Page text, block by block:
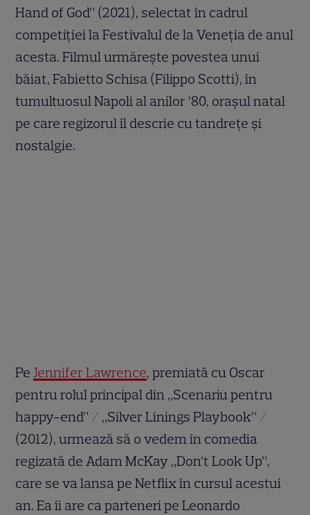
Hand of God” (2021), selectat în cadrul
competiției la Festivalul de la Veneția de anul
acesta. Filmul urmărește povestea unui
băiat, Fabietto Schisa (Filippo Scotti), în
tumultuosul Napoli al anilor ’80, orașul natal
pe care regizorul îl descrie cu tandrețe și
nostalgie.
PeJennifer Lawrence, premiată cu Oscar
pentru rolul principal din „Scenariu pentru
happy-end” / „Silver Linings Playbook” /
(2012), urmează să o vedem în comedia
regizată de Adam McKay „Don’t Look Up”,
care se va lansa pe Netflix în cursul acestui
an. Ea îi are ca parteneri pe Leonardo